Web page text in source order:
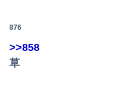
876
>>858
草